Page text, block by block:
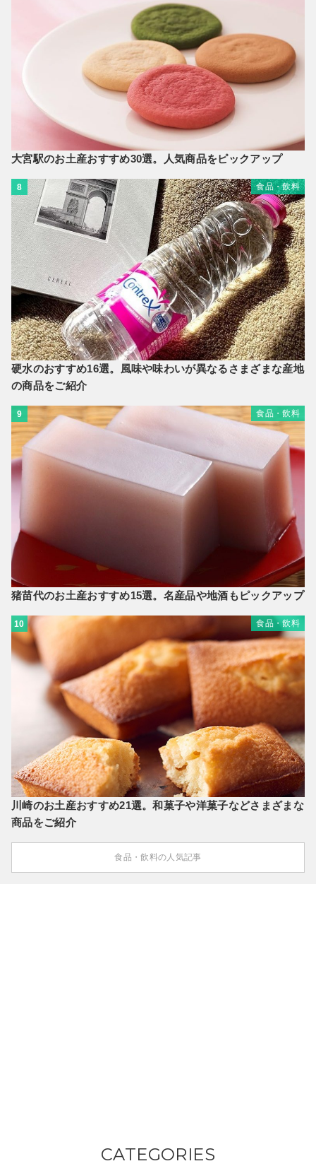
大宮駅のお土産おすすめ30選。人気商品をピックアップ
8 食品・飲料
硬水のおすすめ16選。風味や味わいが異なるさまざまな産地
の商品をご紹介
9 食品・飲料
猪苗代のお土産おすすめ15選。名産品や地酒もピックアップ
10 食品・飲料
川崎のお土産おすすめ21選。和菓子や洋菓子などさまざまな
商品をご紹介
食品・飲料の人気記事
CATEGORIES